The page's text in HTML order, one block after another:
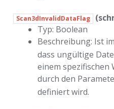
Scan3dInvalidDataFlag
Typ: Boolean
Beschreibung: Ist
dass ungültige
einem
durch den
definiert wird.